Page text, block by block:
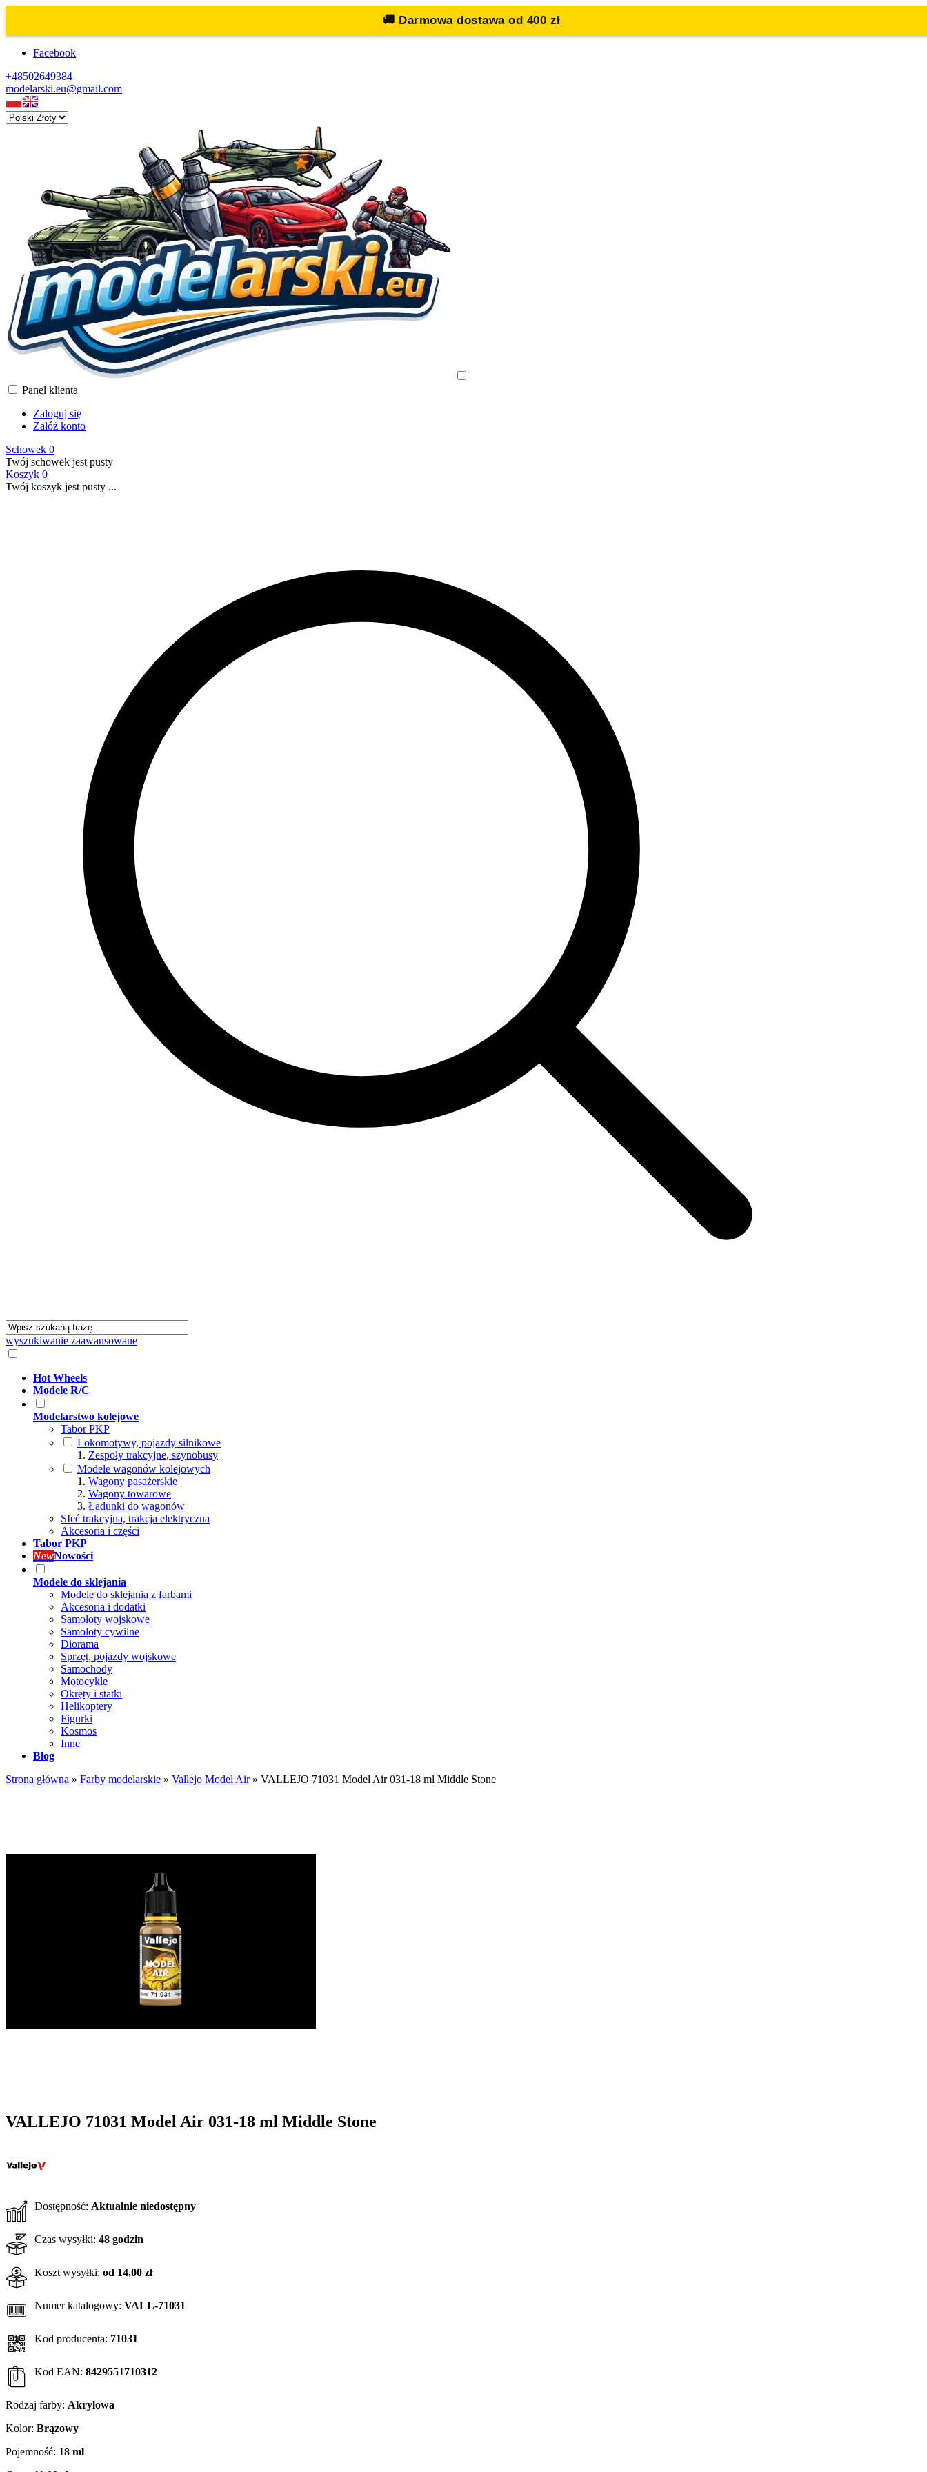
🚚 Darmowa dostawa od 400 zł
Facebook
+48502649384
modelarski.eu@gmail.com
Panel klienta
Zaloguj się
Załóż konto
Schowek 0
Twój schowek jest pusty
Koszyk 0
Twój koszyk jest pusty ...
wyszukiwanie zaawansowane
Hot Wheels
Modele R/C
Modelarstwo kolejowe
Tabor PKP
Lokomotywy, pojazdy silnikowe
Zespoły trakcyjne, szynobusy
Modele wagonów kolejowych
Wagony pasażerskie
Wagony towarowe
Ładunki do wagonów
SIeć trakcyjna, trakcja elektryczna
Akcesoria i części
Tabor PKP
NewNowości
Modele do sklejania
Modele do sklejania z farbami
Akcesoria i dodatki
Samoloty wojskowe
Samoloty cywilne
Diorama
Sprzęt, pojazdy wojskowe
Samochody
Motocykle
Okręty i statki
Helikoptery
Figurki
Kosmos
Inne
Blog
Strona główna » Farby modelarskie » Vallejo Model Air» VALLEJO 71031 Model Air 031-18 ml Middle Stone
VALLEJO 71031 Model Air 031-18 ml Middle Stone
Dostępność: Aktualnie niedostępny
Czas wysyłki: 48 godzin
Koszt wysyłki: od 14,00 zł
Numer katalogowy: VALL-71031
Kod producenta: 71031
Kod EAN: 8429551710312
Rodzaj farby: Akrylowa
Kolor: Brązowy
Pojemność: 18 ml